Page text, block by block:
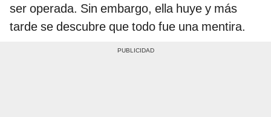
ser operada. Sin embargo, ella huye y más
tarde se descubre que todo fue una mentira.